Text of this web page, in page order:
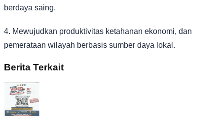
berdaya saing.
4. Mewujudkan produktivitas ketahanan ekonomi, dan
pemerataan wilayah berbasis sumber daya lokal.
Berita Terkait